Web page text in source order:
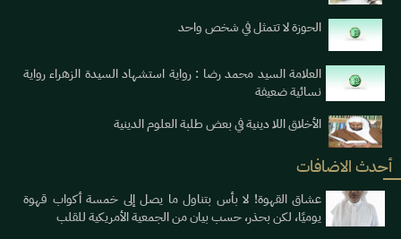
الحوزة لا تتمثل في شخص واحد
العلامة السيد محمد رضا : رواية استشهاد السيدة الزهراء رواية
نسائية ضعيفة
الأخلاق اللا دينية في بعض طلبة العلوم الدينية
أحدث الاضافات
عشاق القهوة! لا بأس بتناول ما يصل إلى خمسة أكواب قهوة
يوميََا، لكن بحذر، حسب بيان من الجمعية الأمريكية للقلب